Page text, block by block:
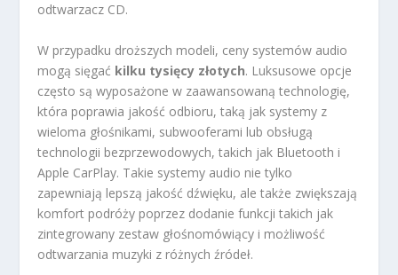
odtwarzacz CD.
W przypadku droższych modeli, ceny systemów audio
mogą sięgać kilku tysięcy złotych. Luksusowe opcje
często są wyposażone w zaawansowaną technologię,
która poprawia jakość odbioru, taką jak systemy z
wieloma głośnikami, subwooferami lub obsługą
technologii bezprzewodowych, takich jak Bluetooth i
Apple CarPlay. Takie systemy audio nie tylko
zapewniają lepszą jakość dźwięku, ale także zwiększają
komfort podróży poprzez dodanie funkcji takich jak
zintegrowany zestaw głośnomówiący i możliwość
odtwarzania muzyki z różnych źródeł.